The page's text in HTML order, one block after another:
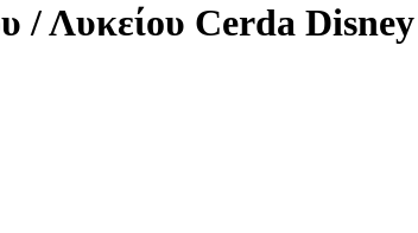
/ Λυκείου Cerda